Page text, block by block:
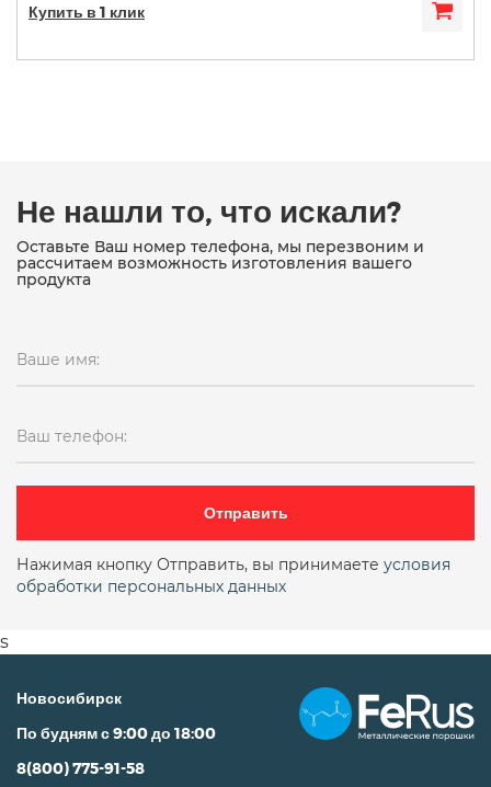
Купить в 1 клик
Не нашли то, что искали?
Оставьте Ваш номер телефона, мы перезвоним и
рассчитаем возможность изготовления вашего
продукта
Ваше имя:
Ваш телефон:
Отправить
Нажимая кнопку Отправить, вы принимаете условия
обработки персональных данных
s
Новосибирск
По будням с 9:00 до 18:00
8(800) 775-91-58